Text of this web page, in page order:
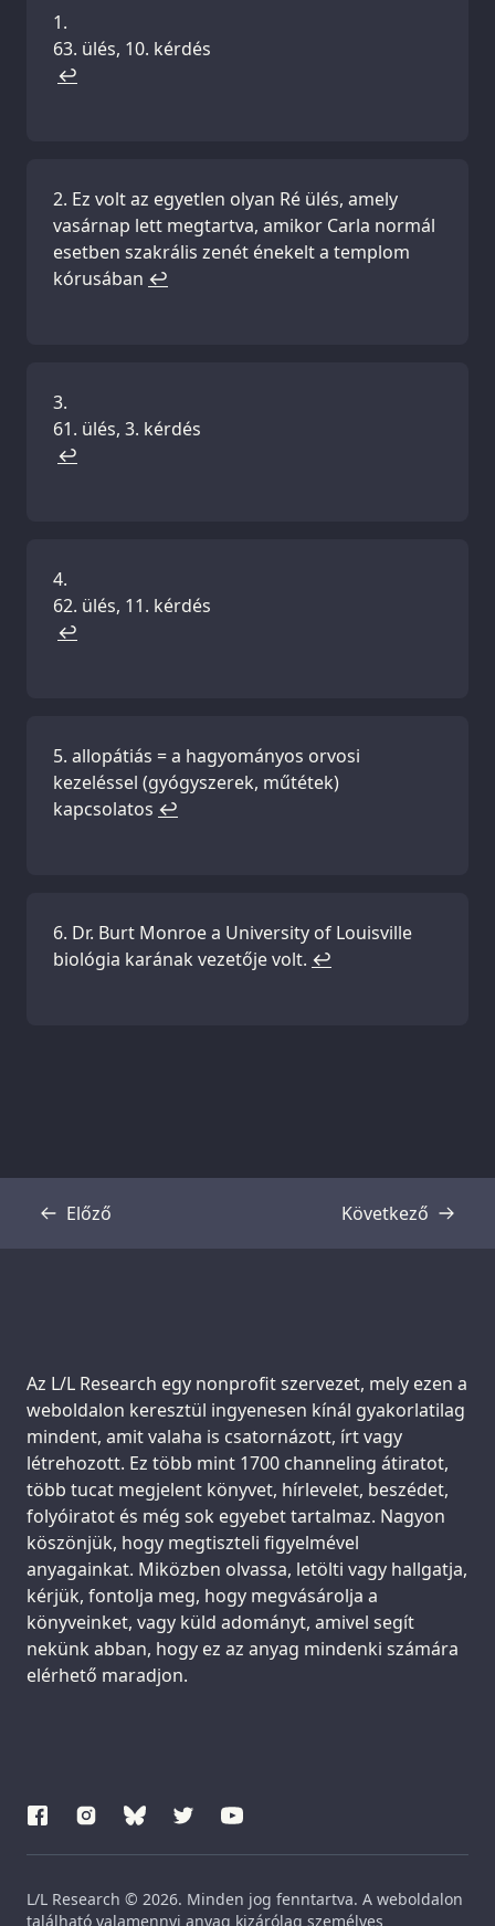
ülés, 10. kérdés
↩
Ez volt az egyetlen olyan Ré ülés, amely
vasárnap lett megtartva, amikor Carla normál
esetben szakrális zenét énekelt a templom
kórusában ↩
ülés, 3. kérdés
↩
ülés, 11. kérdés
↩
allopátiás = a hagyományos orvosi
kezeléssel (gyógyszerek, műtétek)
kapcsolatos ↩
Dr. Burt Monroe a University of Louisville
biológia karának vezetője volt. ↩
Előző
Átirat Következő
Átirat
Support us:
Az L/L Research egy nonprofit szervezet, mely ezen a
weboldalon keresztül ingyenesen kínál gyakorlatilag
mindent, amit valaha is csatornázott, írt vagy
létrehozott. Ez több mint 1700 channeling átiratot,
több tucat megjelent könyvet, hírlevelet, beszédet,
folyóiratot és még sok egyebet tartalmaz. Nagyon
köszönjük, hogy megtiszteli figyelmével
anyagainkat. Miközben olvassa, letölti vagy hallgatja,
kérjük, fontolja meg, hogy megvásárolja a
könyveinket, vagy küld adományt, amivel segít
nekünk abban, hogy ez az anyag mindenki számára
elérhető maradjon.
L/L Research © 2026. Minden jog fenntartva. A weboldalon
található valamennyi anyag kizárólag személyes